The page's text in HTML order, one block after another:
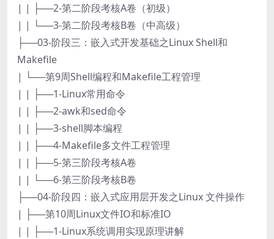
| | ├──2-第二阶段考核A卷（初级）
| | └──3-第二阶段考核B卷（中高级）
├──03-阶段三：嵌入式开发基础之Linux Shell和
Makefile
| └──第9周Shell编程和Makefile工程管理
| | ├──1-Linux常用命令
| | ├──2-awk和sed命令
| | ├──3-shell脚本编程
| | ├──4-Makefile多文件工程管理
| | ├──5-第三阶段考核A卷
| | └──6-第三阶段考核B卷
├──04-阶段四：嵌入式应用层开发之Linux 文件操作
| ├──第10周Linux文件IO和标准IO
| | ├──1-Linux系统调用实现原理讲解